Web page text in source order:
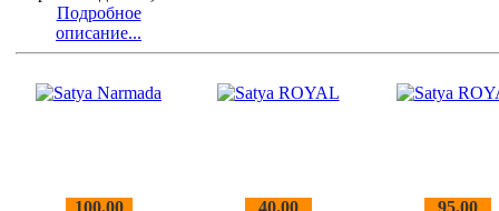
Подробное
описание...